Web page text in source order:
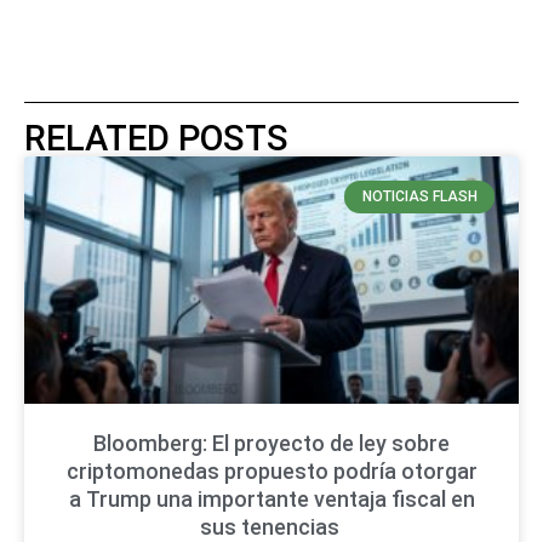
RELATED POSTS
NOTICIAS FLASH
Bloomberg: El proyecto de ley sobre
criptomonedas propuesto podría otorgar
a Trump una importante ventaja fiscal en
sus tenencias